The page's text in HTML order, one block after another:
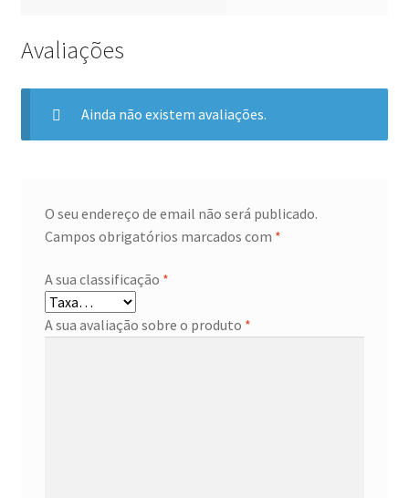
Avaliações
Ainda não existem avaliações.
O seu endereço de email não será publicado.
Campos obrigatórios marcados com *
A sua classificação *
A sua avaliação sobre o produto *